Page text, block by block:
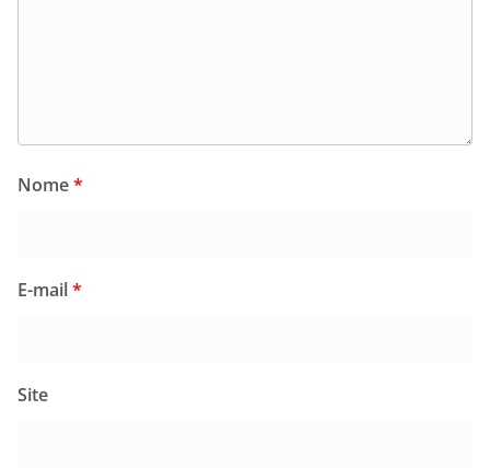
Nome*
E-mail*
Site